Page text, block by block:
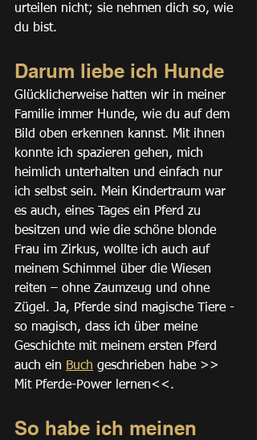
urteilen nicht; sie nehmen dich so, wie
du bist.
Darum liebe ich Hunde
Glücklicherweise hatten wir in meiner
Familie immer Hunde, wie du auf dem
Bild oben erkennen kannst. Mit ihnen
konnte ich spazieren gehen, mich
heimlich unterhalten und einfach nur
ich selbst sein. Mein Kindertraum war
es auch, eines Tages ein Pferd zu
besitzen und wie die schöne blonde
Frau im Zirkus, wollte ich auch auf
meinem Schimmel über die Wiesen
reiten – ohne Zaumzeug und ohne
Zügel. Ja, Pferde sind magische Tiere -
so magisch, dass ich über meine
Geschichte mit meinem ersten Pferd
auch ein Buch geschrieben habe >>
Mit Pferde-Power lernen<<.
So habe ich meinen